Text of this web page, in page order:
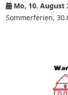
Mo, 10. August
Sommerferien,